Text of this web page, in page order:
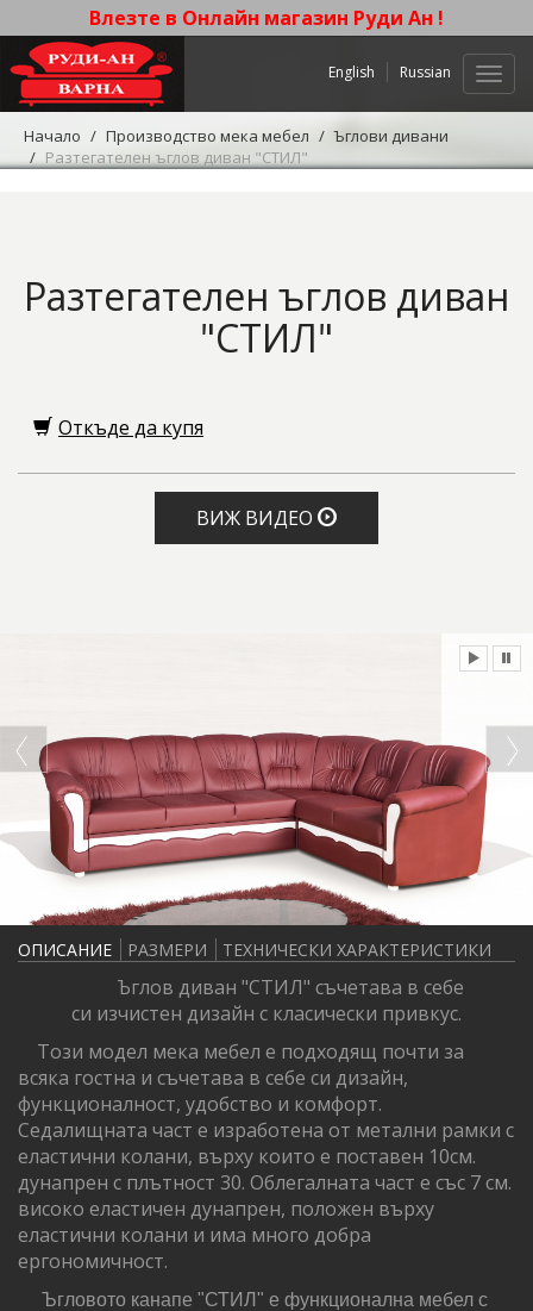
Влезте в Онлайн магазин Руди Ан !
English Russian
Начало Производство мека мебел
Ъглови дивани
Разтегателен ъглов диван "СТИЛ"
Разтегателен ъглов диван
"СТИЛ"
Откъде да купя
ВИЖ ВИДЕО
ОПИСАНИЕ РАЗМЕРИ ТЕХНИЧЕСКИ ХАРАКТЕРИСТИКИ
Ъглов диван "СТИЛ" съчетава в себе
си изчистен дизайн с класически привкус.
Този модел мека мебел е подходящ почти за
всяка гостна и съчетава в себе си дизайн,
функционалност, удобство и комфорт.
Седалищната част е изработена от метални рамки с
еластични колани, върху които е поставен 10см.
дунапрен с плътност 30. Облегалната част е със 7 см.
високо еластичен дунапрен, положен върху
еластични колани и има много добра
ергономичност.
Ъгловото канапе "СТИЛ" е функционална мебел с